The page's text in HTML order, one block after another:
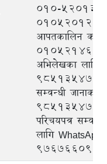
010-520133,
010520121,
आपतकालिन
010521464,
अभिलेखका लागि
९८५१३५४७१७,
सम्वन्धी
९८५१३५४७२७,
परिचयपत्र
लागि WhatsApp
९७६७६६०९३३